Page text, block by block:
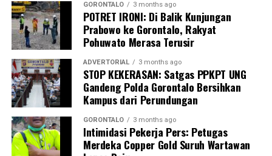
Selain menyita 1,9 ton sianida, polisi turut
mengamankan bangkai kapal “SAR.01.1824” yang telah
rusak, beserta sisa serpihan dan mesin kapal sebagai
barang bukti.
Hingga saat ini, pihak kepolisian tengah melakukan
penyelidikan intensif dan memburu pihak-pihak yang
bertanggung jawab atas kepemilikan serta aktivitas
pengangkutan barang berbahaya tersebut. Sedikitnya
enam orang saksi telah dimintai keterangan resmi,
GORONTALO 3 months ago
POTRET IRONI: Di Balik Kunjungan
Prabowo ke Gorontalo, Rakyat
Pohuwato Merasa Terusir
ADVERTORIAL 3 months ago
STOP KEKERASAN: Satgas PPKPT UNG
Gandeng Polda Gorontalo Bersihkan
Kampus dari Perundungan
GORONTALO 3 months ago
Intimidasi Pekerja Pers: Petugas
Merdeka Copper Gold Suruh Wartawan